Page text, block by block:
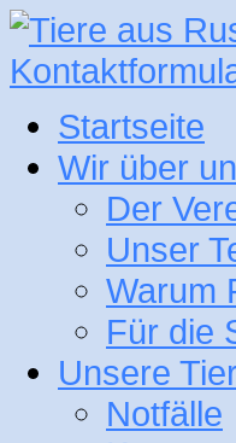
Startseite
Wir über
Der
Unser
Warum
Für die
Unsere
Notfälle